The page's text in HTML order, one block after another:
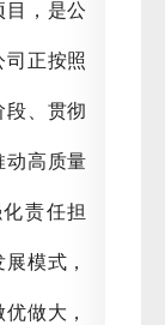
，是公
正按照
段、贯彻
动高质量
责任担
模式，
做大，